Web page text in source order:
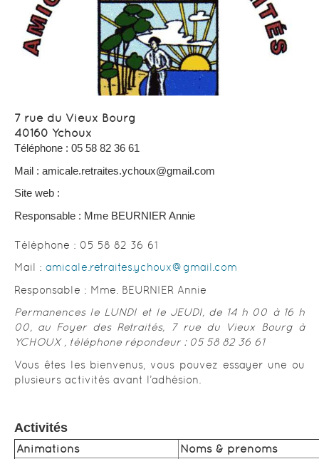
7 rue du Vieux Bourg
40160 Ychoux
Téléphone : 05 58 82 36 61
Mail : amicale.retraites.ychoux@gmail.com
Site web :
Responsable : Mme BEURNIER Annie
Téléphone : 05 58 82 36 61
Mail : amicale.retraites.ychoux@gmail.com
Responsable : Mme. BEURNIER Annie
Permanences le LUNDI et le JEUDI, de 14 h 00 à 16 h
00, au Foyer des Retraités, 7 rue du Vieux Bourg à
YCHOUX , téléphone répondeur : 05 58 82 36 61
Vous êtes les bienvenus, vous pouvez essayer une ou
plusieurs activités avant l’adhésion.
Activités
Animations Noms & prénoms